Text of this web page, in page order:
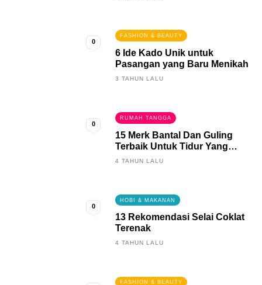
0
FASHION & BEAUTY
6 Ide Kado Unik untuk
Pasangan yang Baru Menikah
3 TAHUN LALU
0
RUMAH TANGGA
15 Merk Bantal Dan Guling
Terbaik Untuk Tidur Yang
Berkualitas
4 TAHUN LALU
0
HOBI & MAKANAN
13 Rekomendasi Selai Coklat
Terenak
4 TAHUN LALU
FASHION & BEAUTY